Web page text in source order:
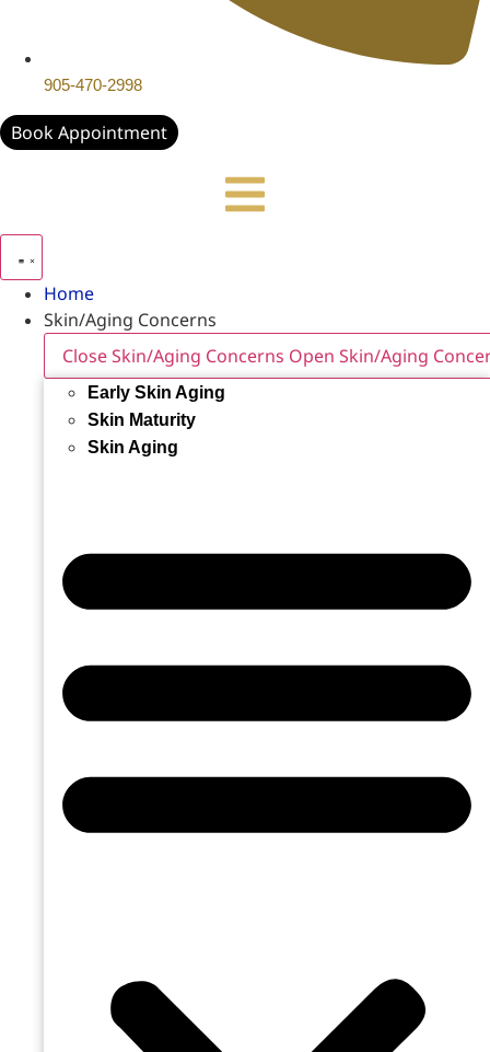
905-470-2998
Book Appointment
Home
Skin/Aging Concerns
Close Skin/Aging Concerns Open Skin/Aging
Early Skin Aging
Skin Maturity
Skin Aging